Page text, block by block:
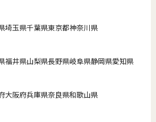
埼玉県千葉県東京都神奈川県
福井県山梨県長野県岐阜県静岡県愛知県
大阪府兵庫県奈良県和歌山県